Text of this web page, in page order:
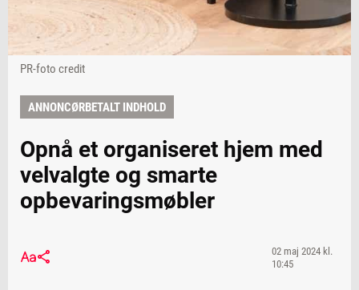
PR-foto credit
ANNONCØRBETALT INDHOLD
Opnå et organiseret hjem med
velvalgte og smarte
opbevaringsmøbler
02 maj 2024 kl.
10:45